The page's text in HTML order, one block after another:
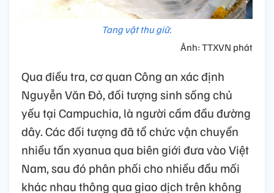
Tang vật thu giữ.
Ảnh: TTXVN phát
Qua điều tra, cơ quan Công an xác định
Nguyễn Văn Đỏ, đối tượng sinh sống chủ
yếu tại Campuchia, là người cầm đầu đường
dây. Các đối tượng đã tổ chức vận chuyển
nhiều tấn xyanua qua biên giới đưa vào Việt
Nam, sau đó phân phối cho nhiều đầu mối
khác nhau thông qua giao dịch trên không